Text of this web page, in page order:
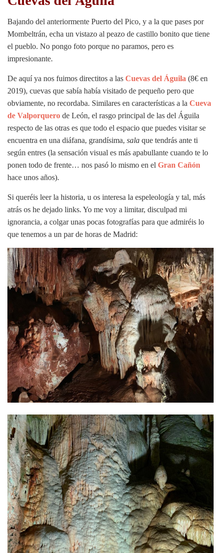
Bajando del anteriormente Puerto del Pico, y a la que pases por
Mombeltrán, echa un vistazo al peazo de castillo bonito que tiene
el pueblo. No pongo foto porque no paramos, pero es
impresionante.
De aquí ya nos fuimos directitos a las Cuevas del Águila (8€ en
2019), cuevas que sabía había visitado de pequeño pero que
obviamente, no recordaba. Similares en características a la Cueva
de Valporquero de León, el rasgo principal de las del Águila
respecto de las otras es que todo el espacio que puedes visitar se
encuentra en una diáfana, grandísima, sala que tendrás ante ti
según entres (la sensación visual es más apabullante cuando te lo
ponen todo de frente… nos pasó lo mismo en el Gran Cañón
hace unos años).
Si queréis leer la historia, u os interesa la espeleología y tal, más
atrás os he dejado links. Yo me voy a limitar, disculpad mi
ignorancia, a colgar unas pocas fotografías para que admiréis lo
que tenemos a un par de horas de Madrid: